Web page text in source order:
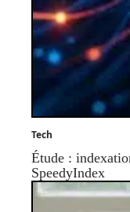
Tech
Étude :
SpeedyIndex